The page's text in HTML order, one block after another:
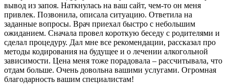
вывод из запоя. Наткнулась на ваш сайт, чем-то он меня
привлек. Позвонила, описала ситуацию. Ответила на
заданные вопросы. Врач приехал быстро с небольшим
ожиданием. Сначала провел короткую беседу с родителями и
сделал процедуру. Дал мне все рекомендации, рассказал про
методы кодирования на будущее и о лечении алкогольной
зависимости. Цена меня тоже порадовала – рассчитывала, что
отдам больше. Очень довольна вашими услугами. Огромная
благодарность вашим специалистам!